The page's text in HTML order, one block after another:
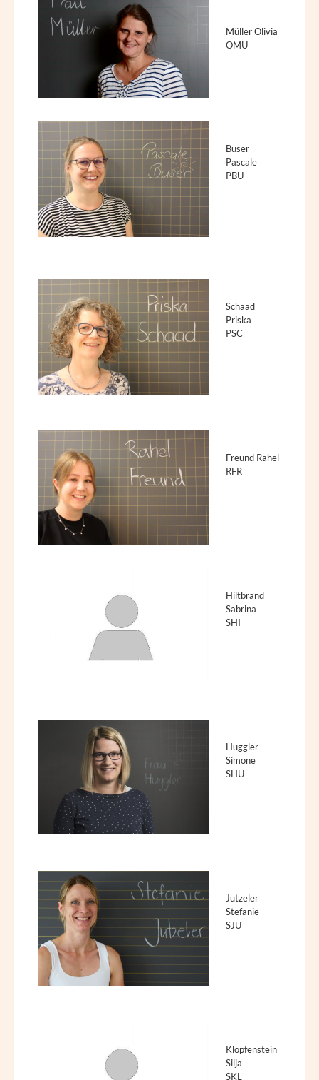
Müller Olivia
OMU
Buser
Pascale
PBU
Schaad
Priska
PSC
Freund Rahel
RFR
Hiltbrand
Sabrina
SHI
Huggler
Simone
SHU
Jutzeler
Stefanie
SJU
Klopfenstein
Silja
SKL